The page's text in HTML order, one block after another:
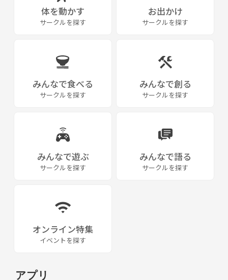
体を動かす
サークルを探す
お出かけ
サークルを探す
みんなで食べる
サークルを探す
みんなで創る
サークルを探す
みんなで遊ぶ
サークルを探す
みんなで語る
サークルを探す
オンライン特集
イベントを探す
アプリ